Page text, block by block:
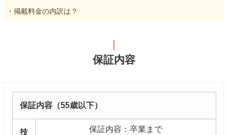
・掲載料金の内訳は？
保証内容
保証内容（55歳以下）
技
保証内容：卒業まで